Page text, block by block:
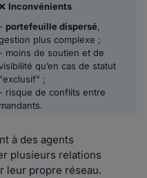
Inconvénients
- portefeuille dispersé,
plus complexe ;
- moins de soutien et de
qu’en cas de statut
"exclusif" ;
- risque de conflits entre
mandants.
à des agents
plusieurs relations
leur propre réseau.